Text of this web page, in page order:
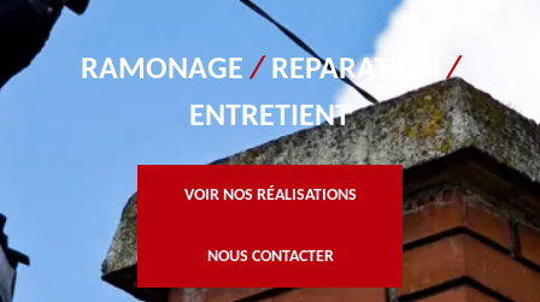
RAMONAGE/ REPARATION/
ENTRETIENT
VOIR NOS RÉALISATIONS
NOUS CONTACTER